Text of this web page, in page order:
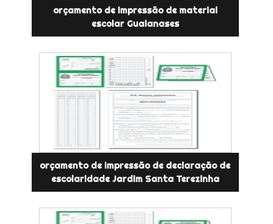
orçamento de impressão de material
escolar Guaianases
orçamento de impressão de declaração de
escolaridade Jardim Santa Terezinha